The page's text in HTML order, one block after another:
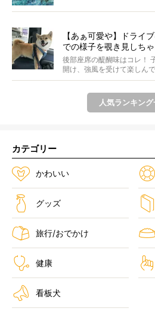
【あぁ可愛や】ドライ
での様子を覗き見しちゃ
後部座席の醍醐味はコレ！
開け、強風を受けて楽しん
じが...
人気ランキング
カテゴリー
かわいい
グッズ
旅行/おでかけ
健康
看板犬